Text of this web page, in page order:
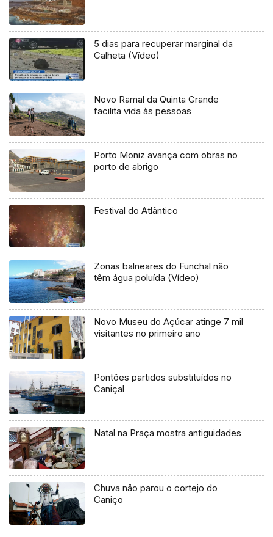
5 dias para recuperar marginal da
Calheta (Vídeo)
Novo Ramal da Quinta Grande
facilita vida às pessoas
Porto Moniz avança com obras no
porto de abrigo
Festival do Atlântico
Zonas balneares do Funchal não
têm água poluída (Vídeo)
Novo Museu do Açúcar atinge 7 mil
visitantes no primeiro ano
Pontões partidos substituídos no
Caniçal
Natal na Praça mostra antiguidades
Chuva não parou o cortejo do
Caniço